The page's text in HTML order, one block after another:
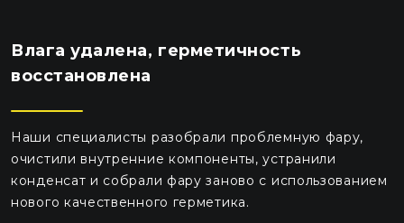
Влага удалена, герметичность
восстановлена
Наши специалисты разобрали проблемную фару,
очистили внутренние компоненты, устранили
конденсат и собрали фару заново с использованием
нового качественного герметика.